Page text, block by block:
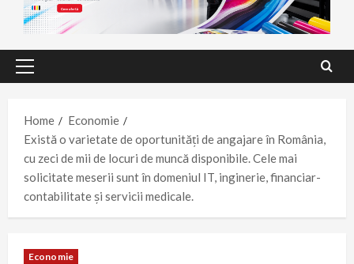
Primary
Home
Economie
Există o varietate de oportunități de angajare în România,
cu zeci de mii de locuri de muncă disponibile. Cele mai
solicitate meserii sunt în domeniul IT, inginerie, financiar-
contabilitate și servicii medicale.
Economie